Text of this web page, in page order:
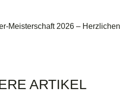
Meisterschaft 2026 – Herzlichen
ARTIKEL